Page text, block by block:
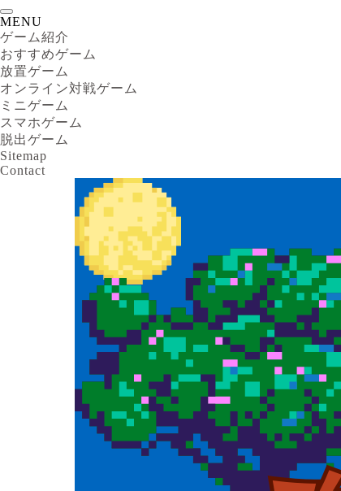
MENU
ゲーム紹介
おすすめゲーム
放置ゲーム
オンライン対戦ゲーム
ミニゲーム
スマホゲーム
脱出ゲーム
Sitemap
Contact